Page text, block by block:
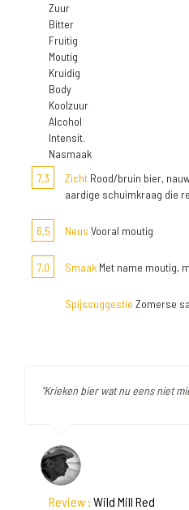
Zuur
Bitter
Fruitig
Moutig
Kruidig
Body
Koolzuur
Alcohol
Intensit.
Nasmaak
7,3
Zicht Rood/bruin bier,
aardige schuimkraag die
6,5 Neus Vooral moutig
7,0 Smaak Met name moutig,
Spijssuggestie Zomerse
"Krieken bier wat nu eens niet
Review : Wild Mill Red